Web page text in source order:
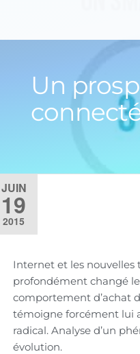
Un
JUIN
19
2015
Internet et les nouvelles
profondément changé
comportement d’achat
témoigne forcément lui
radical. Analyse d’un
évolution.